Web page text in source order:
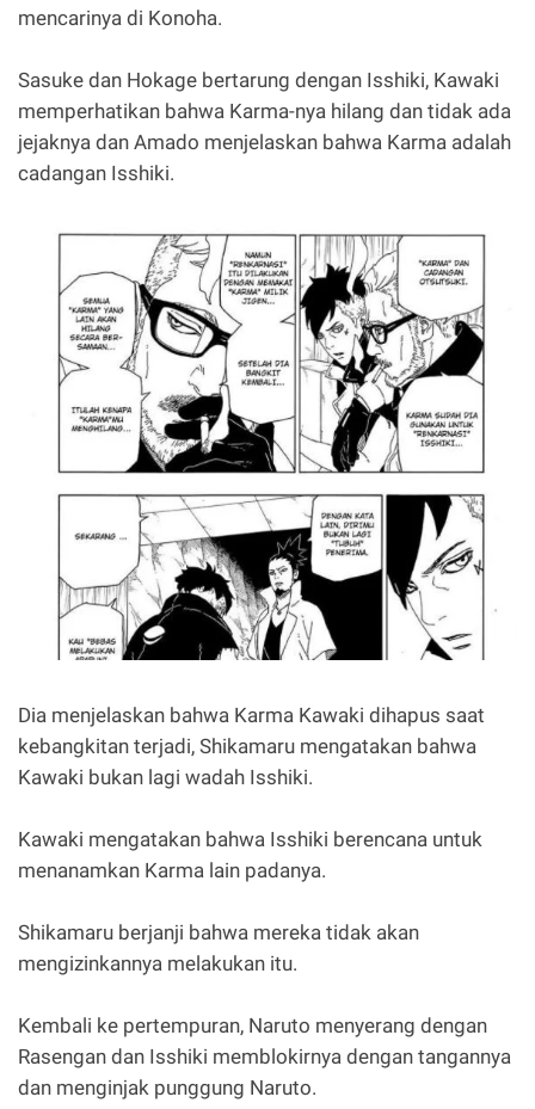
mencarinya di Konoha.
Sasuke dan Hokage bertarung dengan Isshiki, Kawaki
memperhatikan bahwa Karma-nya hilang dan tidak ada
jejaknya dan Amado menjelaskan bahwa Karma adalah
cadangan Isshiki.
Dia menjelaskan bahwa Karma Kawaki dihapus saat
kebangkitan terjadi, Shikamaru mengatakan bahwa
Kawaki bukan lagi wadah Isshiki.
Kawaki mengatakan bahwa Isshiki berencana untuk
menanamkan Karma lain padanya.
Shikamaru berjanji bahwa mereka tidak akan
mengizinkannya melakukan itu.
Kembali ke pertempuran, Naruto menyerang dengan
Rasengan dan Isshiki memblokirnya dengan tangannya
dan menginjak punggung Naruto.